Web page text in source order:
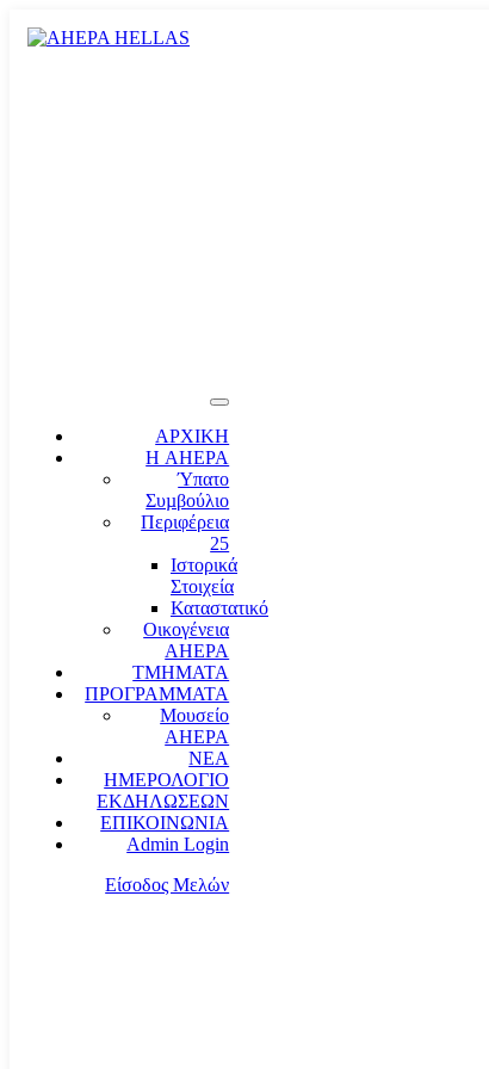
ΑΡΧΙΚΗ
Η AHEPA
Ύπατο
Συµβούλιο
Περιφέρεια
25
Ιστορικά
Στοιχεία
Καταστατικό
Οικογένεια
AHEPA
ΤΜΗΜΑΤΑ
ΠΡΟΓΡΑΜΜΑΤΑ
Μουσείο
AHEPA
ΝΕΑ
ΗΜΕΡΟΛΟΓΙΟ
ΕΚΔΗΛΩΣΕΩΝ
ΕΠΙΚΟΙΝΩΝΙΑ
Admin Login
Είσοδος Μελών